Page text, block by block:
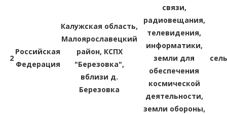
2
Российская
Федерация
Калужская область,
Малоярославецкий
район, КСПХ
"Березовка",
вблизи д.
Березовка
связи,
радиовещания,
телевидения,
информатики,
земли для
обеспечения
космической
деятельности,
земли обороны,